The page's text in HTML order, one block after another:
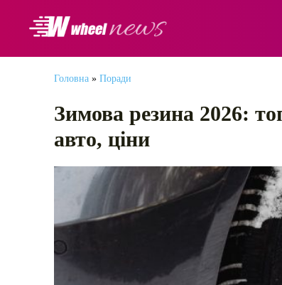
Головна » Поради
Зимова резина 2026:
авто, ціни